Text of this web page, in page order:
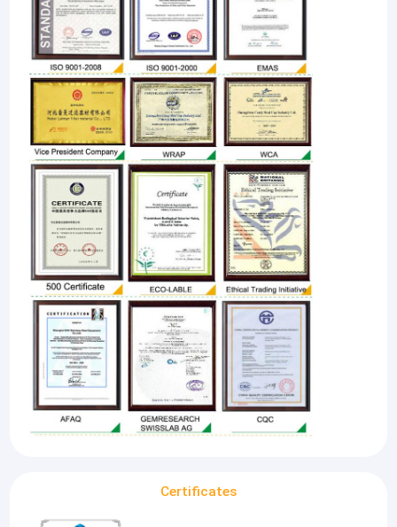
Certificates